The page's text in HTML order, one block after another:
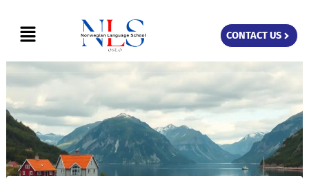
content
Menu CONTACT US